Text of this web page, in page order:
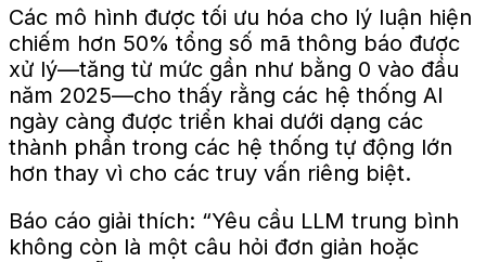
Các mô hình được tối ưu hóa cho lý luận hiện
chiếm hơn 50% tổng số mã thông báo được
xử lý—tăng từ mức gần như bằng 0 vào đầu
năm 2025—cho thấy rằng các hệ thống AI
ngày càng được triển khai dưới dạng các
thành phần trong các hệ thống tự động lớn
hơn thay vì cho các truy vấn riêng biệt.
Báo cáo giải thích: “Yêu cầu LLM trung bình
không còn là một câu hỏi đơn giản hoặc